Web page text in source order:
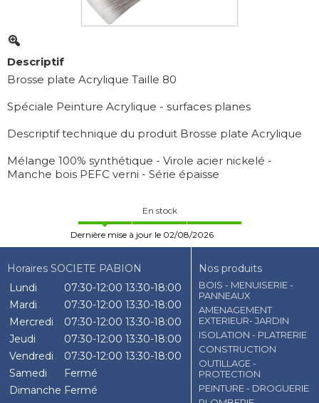
Descriptif
Brosse plate Acrylique Taille 80
Spéciale Peinture Acrylique - surfaces planes
Descriptif technique du produit Brosse plate Acrylique
Mélange 100% synthétique - Virole acier nickelé -
Manche bois PEFC verni - Série épaisse
En stock
Dernière mise à jour le 02/08/2026
Horaires SOCIETE PABION
Lundi
07:30-12:00 13:30-18:00
Mardi
07:30-12:00 13:30-18:00
Mercredi
07:30-12:00 13:30-18:00
Jeudi
07:30-12:00 13:30-18:00
Vendredi
07:30-12:00 13:30-18:00
Samedi
Fermé
Dimanche Fermé
Nos produits
BOIS - MENUISERIE -
PANNEAUX
AMENAGEMENT
EXTERIEUR- JARDIN
ISOLATION - PLATRERIE
CONSTRUCTION
OUTILLAGE -
PROTECTION
PEINTURE - DROGUERIE